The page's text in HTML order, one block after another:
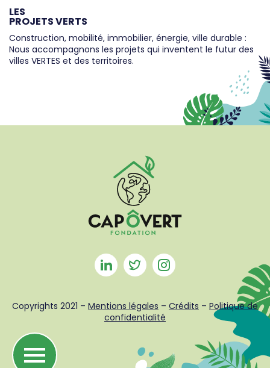
LES
PROJETS VERTS
Construction, mobilité, immobilier, énergie, ville durable :
Nous accompagnons les projets qui inventent le futur des
villes VERTES et des territoires.
Copyrights 2021 – Mentions légales – Crédits – Politique de
confidentialité